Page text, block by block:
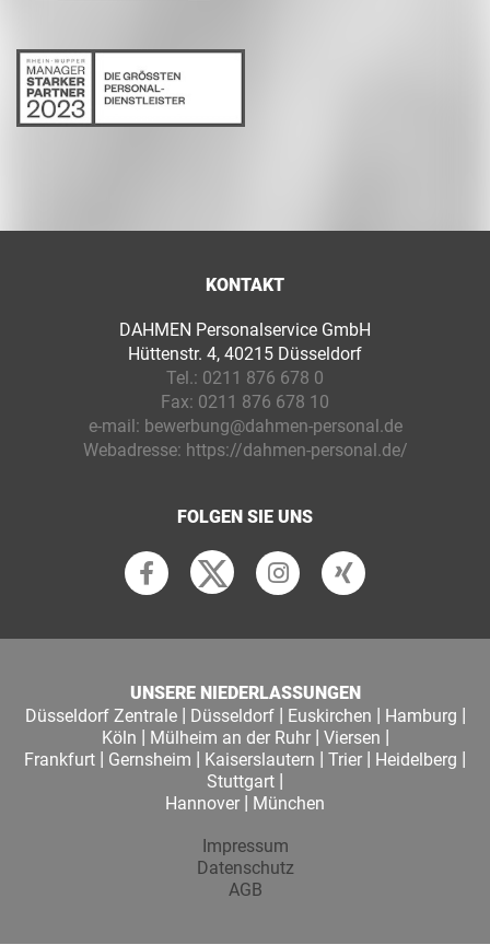
KONTAKT
DAHMEN Personalservice GmbH
Hüttenstr. 4, 40215 Düsseldorf
Tel.: 0211 876 678 0
Fax: 0211 876 678 10
e-mail: bewerbung@dahmen-personal.de
Webadresse: https://dahmen-personal.de/
FOLGEN SIE UNS
UNSERE NIEDERLASSUNGEN
Düsseldorf Zentrale| Düsseldorf| Euskirchen | Hamburg |
Köln | Mülheim an der Ruhr| Viersen |
Frankfurt | Gernsheim | Kaiserslautern | Trier | Heidelberg |
Stuttgart |
Hannover | München
Impressum
Datenschutz
AGB